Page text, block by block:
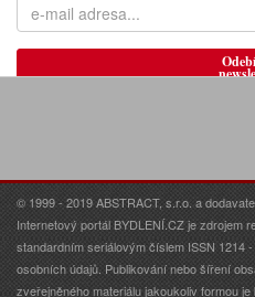
© 1999 - 2019 ABSTRACT, s.r.o. a
Internetový portál BYDLENÍ.CZ je zdrojem
standardním seriálovým číslem ISSN 1214
osobních údajů. Publikování nebo šíření
zveřejněného materiálu jakoukoliv formou